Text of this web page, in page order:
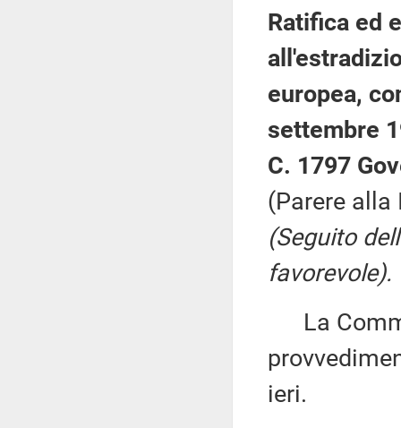
Ratifica ed
europea,
settembre
C. 1797
(Parere alla
(Seguito
favorevole).
La
ieri.